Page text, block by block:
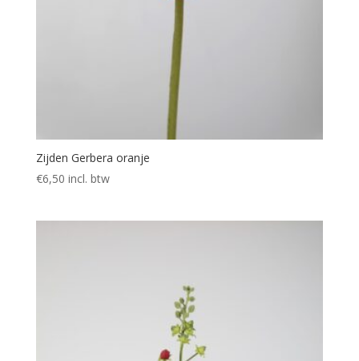
Zijden Gerbera oranje
€6,50 incl. btw